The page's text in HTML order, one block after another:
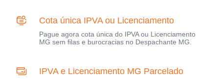
Cota única IPVA ou Licenciamento
Pague agora cota única do IPVA ou Licenciamento
MG sem filas e burocracias no Despachante MG.
IPVA e Licenciamento MG Parcelado